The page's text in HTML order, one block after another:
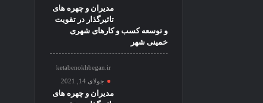
مدیران و چهره های
تاثیرگذار در تقویت
و توسعه کسب و کارهای شهری
خمینی شهر
ketabenokhbegan.ir
جولای 14, 2021
مدیران و چهره های